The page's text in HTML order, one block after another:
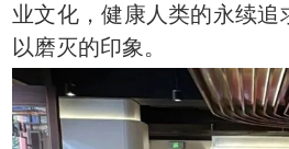
业文化，健康人类的永续追
以磨灭的印象。